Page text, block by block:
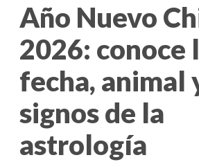
Año Nuevo
2026: conoce
fecha, animal
signos de la
astrología